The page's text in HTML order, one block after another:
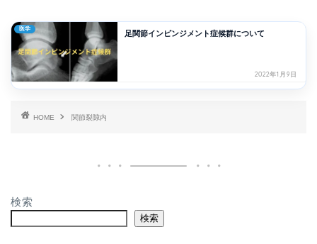
医学
足関節インピンジメント症候群について
2022年1月9日
HOME 関節裂隙内
検索
検索